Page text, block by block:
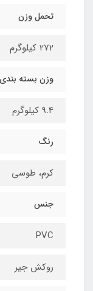
تحمل وزن
272 کیلوگرم
وزن بسته بندی
9.4 کیلوگرم
رنگ
کرم، طوسی
جنس
PVC
روکش جیر